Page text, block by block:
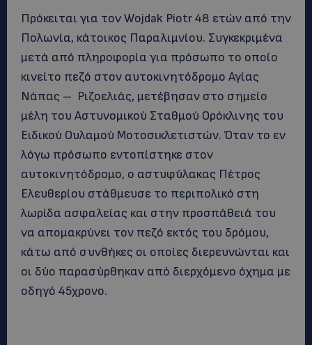
Πρόκειται για τον Wojdak Piotr 48 ετών από την
Πολωνία, κάτοικος Παραλιμνίου. Συγκεκριμένα
μετά από πληροφορία για πρόσωπο το οποίο
κινείτο πεζό στον αυτοκινητόδρομο Αγίας
Νάπας – Ριζοελιάς, μετέβησαν στο σημείο
μέλη του Αστυνομικού Σταθμού Ορόκλινης του
Ειδικού Ουλαμού Μοτοσικλετιστών. Όταν το εν
λόγω πρόσωπο εντοπίστηκε στον
αυτοκινητόδρομο, ο αστυφύλακας Πέτρος
Ελευθερίου στάθμευσε το περιπολικό στη
λωρίδα ασφαλείας και στην προσπάθειά του
να απομακρύνει τον πεζό εκτός του δρόμου,
κάτω από συνθήκες οι οποίες διερευνώνται και
οι δύο παρασύρθηκαν από διερχόμενο όχημα με
οδηγό 45χρονο.